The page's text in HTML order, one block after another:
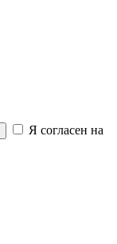
Я согласен на